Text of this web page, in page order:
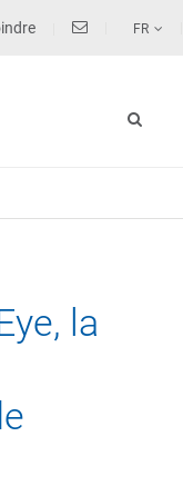
FR
la